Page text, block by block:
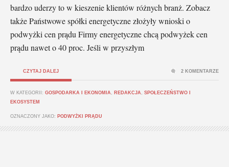
bardzo uderzy to w kieszenie klientów różnych branż. Zobacz
także Państwowe spółki energetyczne złożyły wnioski o
podwyżki cen prądu Firmy energetyczne chcą podwyżek cen
prądu nawet o 40 proc. Jeśli w przyszłym
CZYTAJ DALEJ
W KATEGORII: GOSPODARKA I EKONOMIA REDAKCJA
SPOŁECZEŃSTWO I
EKOSYSTEM
OZNACZONY JAKO: PODWYŻKI PRĄDU
2 KOMENTARZE